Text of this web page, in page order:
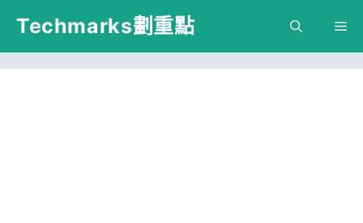
跳
主
Techmarks劃重點